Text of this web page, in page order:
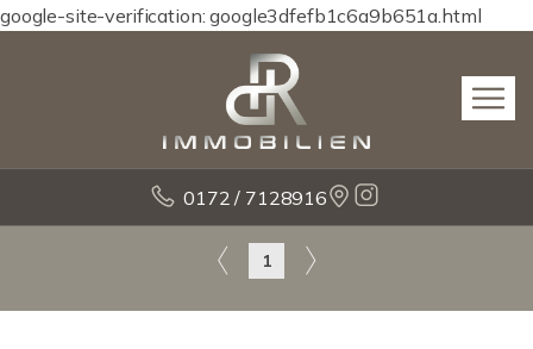
google-site-verification: google3dfefb1c6a9b651a.html
0172 / 7128916
1